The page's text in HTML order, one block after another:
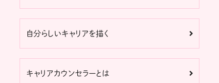
自分らしいキャリアを描く
キャリアカウンセラーとは